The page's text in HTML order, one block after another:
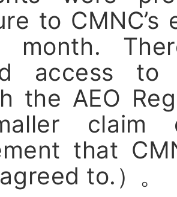
to
access to
the AEO
claim
that
to. ）。